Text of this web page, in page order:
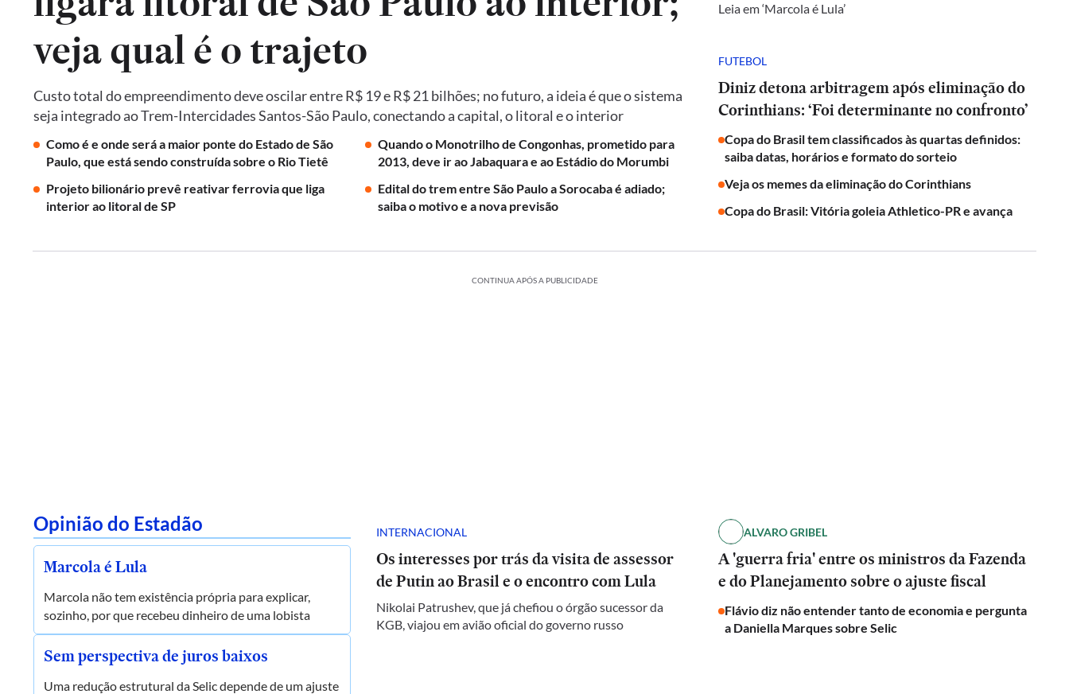
veja qual é o trajeto
Custo total do empreendimento deve oscilar entre R$ 19 e R$ 21 bilhões; no futuro, a ideia é que o sistema
seja integrado ao Trem-Intercidades Santos-São Paulo, conectando a capital, o litoral e o interior
Como é e onde será a maior ponte do Estado de São
Paulo, que está sendo construída sobre o Rio Tietê
Quando o Monotrilho de Congonhas, prometido para
2013, deve ir ao Jabaquara e ao Estádio do Morumbi
Projeto bilionário prevê reativar ferrovia que liga
interior ao litoral de SP
Edital do trem entre São Paulo a Sorocaba é adiado;
saiba o motivo e a nova previsão
Leia em ‘Marcola é Lula’
FUTEBOL
Diniz detona arbitragem após eliminação do
Corinthians: ‘Foi determinante no confronto’
Copa do Brasil tem classificados às quartas definidos:
saiba datas, horários e formato do sorteio
Veja os memes da eliminação do Corinthians
Copa do Brasil: Vitória goleia Athletico-PR e avança
CONTINUA APÓS A PUBLICIDADE
Opinião do Estadão
Marcola é Lula
Marcola não tem existência própria para explicar,
sozinho, por que recebeu dinheiro de uma lobista
Sem perspectiva de juros baixos
Uma redução estrutural da Selic depende de um ajuste
INTERNACIONAL
Os interesses por trás da visita de assessor
de Putin ao Brasil e o encontro com Lula
Nikolai Patrushev, que já chefiou o órgão sucessor da
KGB, viajou em avião oficial do governo russo
ALVARO GRIBEL
A 'guerra fria' entre os ministros da Fazenda
e do Planejamento sobre o ajuste fiscal
Flávio diz não entender tanto de economia e pergunta
a Daniella Marques sobre Selic